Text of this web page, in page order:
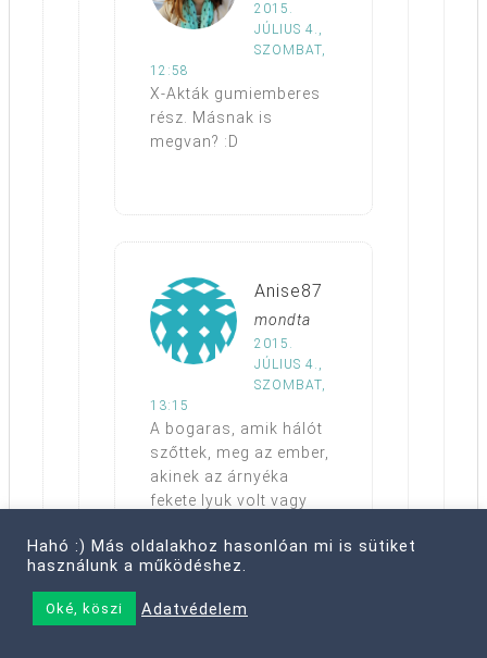
2015.
JÚLIUS 4.,
SZOMBAT,
12:58
X-Akták gumiemberes
rész. Másnak is
megvan? :D
Anise87
mondta
2015.
JÚLIUS 4.,
SZOMBAT,
13:15
A bogaras, amik hálót
szőttek, meg az ember,
akinek az árnyéka
fekete lyuk volt vagy
Hahó :) Más oldalakhoz hasonlóan mi is sütiket
használunk a működéshez.
Oké, köszi Adatvédelem